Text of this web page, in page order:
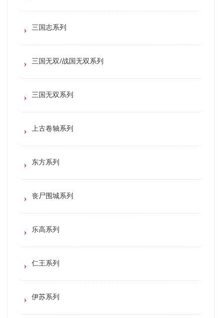
三国志系列
三国无双/战国无双系列
三国无双系列
上古卷轴系列
东方系列
丧尸围城系列
乐高系列
仁王系列
伊苏系列